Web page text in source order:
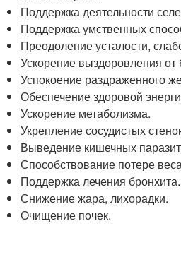
Поддержка деятельности
Поддержка умственных
Преодоление усталости,
Ускорение выздоровления от
Успокоение раздраженного
Обеспечение здоровой
Ускорение метаболизма.
Укрепление сосудистых
Выведение кишечных
Способствование потере
Поддержка лечения бронхита.
Снижение жара, лихорадки.
Очищение почек.